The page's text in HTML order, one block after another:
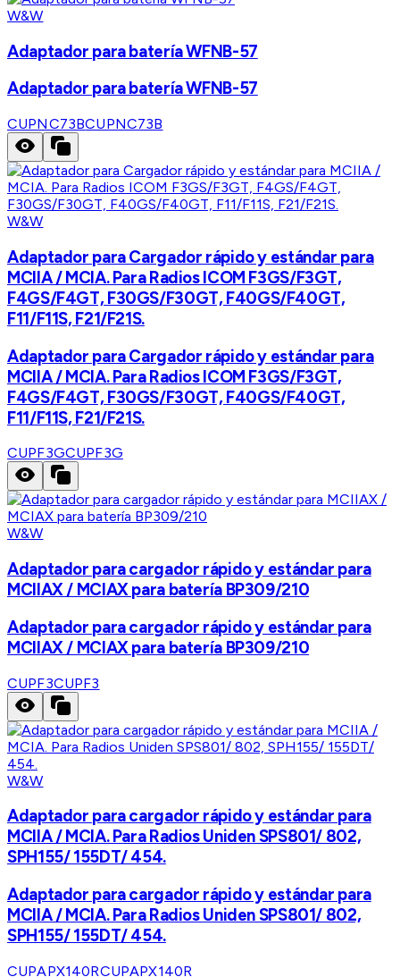
W&W
Adaptador para batería WFNB-57
Adaptador para batería WFNB-57
CUPNC73BCUPNC73B
W&W
Adaptador para Cargador rápido y estándar para
MCIIA / MCIA. Para Radios ICOM F3GS/F3GT,
F4GS/F4GT, F30GS/F30GT, F40GS/F40GT,
F11/F11S, F21/F21S.
Adaptador para Cargador rápido y estándar para
MCIIA / MCIA. Para Radios ICOM F3GS/F3GT,
F4GS/F4GT, F30GS/F30GT, F40GS/F40GT,
F11/F11S, F21/F21S.
CUPF3GCUPF3G
W&W
Adaptador para cargador rápido y estándar para
MCIIAX / MCIAX para batería BP309/210
Adaptador para cargador rápido y estándar para
MCIIAX / MCIAX para batería BP309/210
CUPF3CUPF3
W&W
Adaptador para cargador rápido y estándar para
MCIIA / MCIA. Para Radios Uniden SPS801/ 802,
SPH155/ 155DT/ 454.
Adaptador para cargador rápido y estándar para
MCIIA / MCIA. Para Radios Uniden SPS801/ 802,
SPH155/ 155DT/ 454.
CUPAPX140RCUPAPX140R